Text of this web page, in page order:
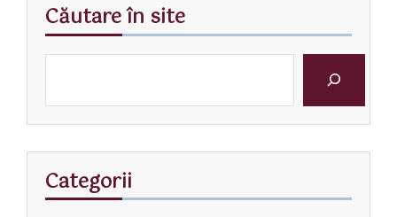
Căutare în site
Categorii